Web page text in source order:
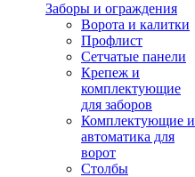
Заборы и ограждения
Ворота и калитки
Профлист
Сетчатые панели
Крепеж и
комплектующие
для заборов
Комплектующие и
автоматика для
ворот
Столбы